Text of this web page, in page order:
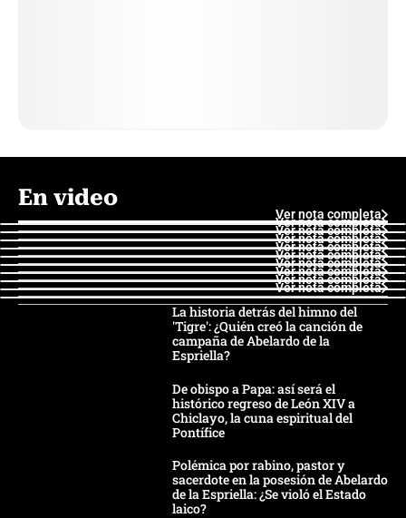
En video
Ver nota completa
Ver nota completa
Ver nota completa
Ver nota completa
Ver nota completa
Ver nota completa
Ver nota completa
Ver nota completa
Ver nota completa
Ver nota completa
La historia detrás del himno del
'Tigre': ¿Quién creó la canción de
campaña de Abelardo de la
Espriella?
De obispo a Papa: así será el
histórico regreso de León XIV a
Chiclayo, la cuna espiritual del
Pontífice
Polémica por rabino, pastor y
sacerdote en la posesión de Abelardo
de la Espriella: ¿Se violó el Estado
laico?